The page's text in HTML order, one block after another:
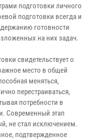
подготовки личного
подготовки всегда и
готовности
на них задач.
свидетельствует о
место в общей
меняться,
перестраиваться,
потребности в
Современный этап
не стал исключением.
подтвержденное